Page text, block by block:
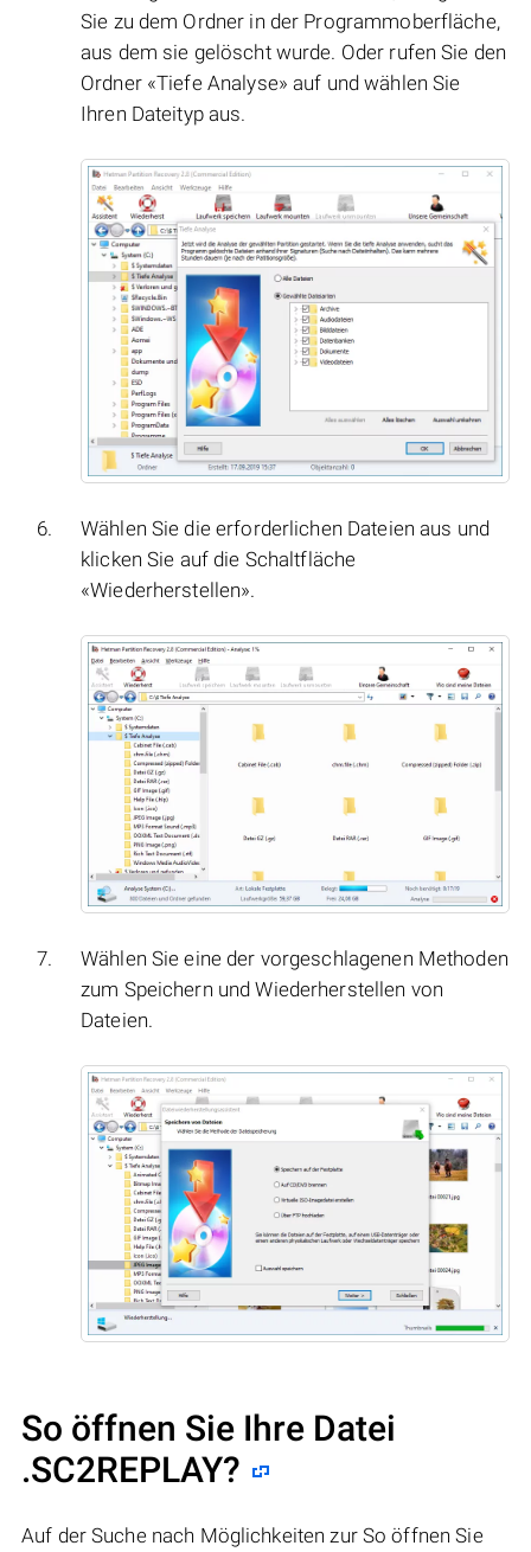
Sie zu dem Ordner in der Programmoberfläche,
aus dem sie gelöscht wurde. Oder rufen Sie den
Ordner «Tiefe Analyse» auf und wählen Sie
Ihren Dateityp aus.
Wählen Sie die erforderlichen Dateien aus und
klicken Sie auf die Schaltfläche
«Wiederherstellen».
Wählen Sie eine der vorgeschlagenen Methoden
zum Speichern und Wiederherstellen von
Dateien.
So öffnen Sie Ihre Datei
.SC2REPLAY?
Auf der Suche nach Möglichkeiten zur So öffnen Sie